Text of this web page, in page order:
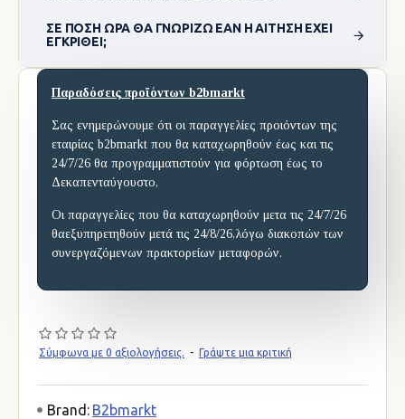
ΣΕ ΠΌΣΗ ΏΡΑ ΘΑ ΓΝΩΡΊΖΩ ΕΆΝ Η ΑΊΤΗΣΗ ΈΧΕΙ
ΕΓΚΡΙΘΕΊ;
Παραδόσεις προϊόντων b2bmarkt
Σας ενημερώνουμε ότι οι παραγγελίες προιόντων της
εταιρίας b2bmarkt που θα καταχωρηθούν έως και τις
24/7/26 θα προγραμματιστούν για φόρτωση έως το
Δεκαπενταύγουστο,
Οι παραγγελίες που θα καταχωρηθούν μετα τις 24/7/26
θαεξυπηρετηθούν μετά τις 24/8/26,λόγω διακοπών των
συνεργαζόμενων πρακτορείων μεταφορών.
Σύμφωνα με 0 αξιολογήσεις. - Γράψτε μια κριτική
Brand: B2bmarkt